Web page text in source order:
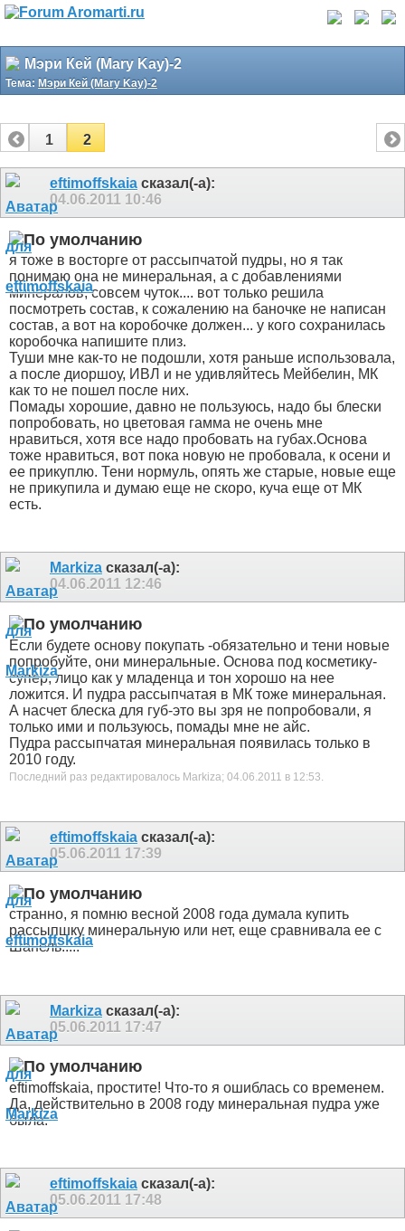
Мэри Кей (Mary Kay)-2
Тема: Мэри Кей (Mary Kay)-2
1 2
eftimoffskaia сказал(-а):
04.06.2011 10:46
я тоже в восторге от рассыпчатой пудры, но я так
понимаю она не минеральная, а с добавлениями
минералов, совсем чуток.... вот только решила
посмотреть состав, к сожалению на баночке не написан
состав, а вот на коробочке должен... у кого сохранилась
коробочка напишите плиз.
Туши мне как-то не подошли, хотя раньше использовала,
а после диоршоу, ИВЛ и не удивляйтесь Мейбелин, МК
как то не пошел после них.
Помады хорошие, давно не пользуюсь, надо бы блески
попробовать, но цветовая гамма не очень мне
нравиться, хотя все надо пробовать на губах.Основа
тоже нравиться, вот пока новую не пробовала, к осени и
ее прикуплю. Тени нормуль, опять же старые, новые еще
не прикупила и думаю еще не скоро, куча еще от МК
есть.
Markiza сказал(-а):
04.06.2011 12:46
Если будете основу покупать -обязательно и тени новые
попробуйте, они минеральные. Основа под косметику-
супер, лицо как у младенца и тон хорошо на нее
ложится. И пудра рассыпчатая в МК тоже минеральная.
А насчет блеска для губ-это вы зря не попробовали, я
только ими и пользуюсь, помады мне не айс.
Пудра рассыпчатая минеральная появилась только в
2010 году.
Последний раз редактировалось Markiza; 04.06.2011 в 12:53
eftimoffskaia сказал(-а):
05.06.2011 17:39
странно, я помню весной 2008 года думала купить
рассыпшку минеральную или нет, еще сравнивала ее с
Шанель.....
Markiza сказал(-а):
05.06.2011 17:47
eftimoffskaia, простите! Что-то я ошиблась со временем.
Да, действительно в 2008 году минеральная пудра уже
была.
eftimoffskaia сказал(-а):
05.06.2011 17:48